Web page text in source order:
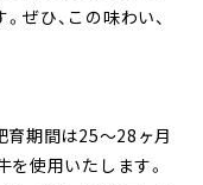
ぜひ、この味わい、
育期間は25～28ヶ月
使用いたします。